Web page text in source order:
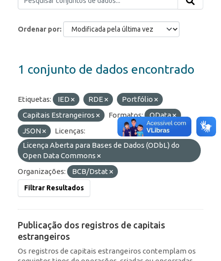
Ordenar por
1 conjunto de dados encontrado
Etiquetas: IED RDE
Portfólio
Capitais Estrangeiros
Formatos:
OData
JSON
Licenças:
Licença Aberta para Bases de Dados (ODbL) do
Open Data Commons
Organizações:
BCB/Dstat
Filtrar Resultados
Publicação dos registros de capitais
estrangeiros
Os registros de capitais estrangeiros contemplam os